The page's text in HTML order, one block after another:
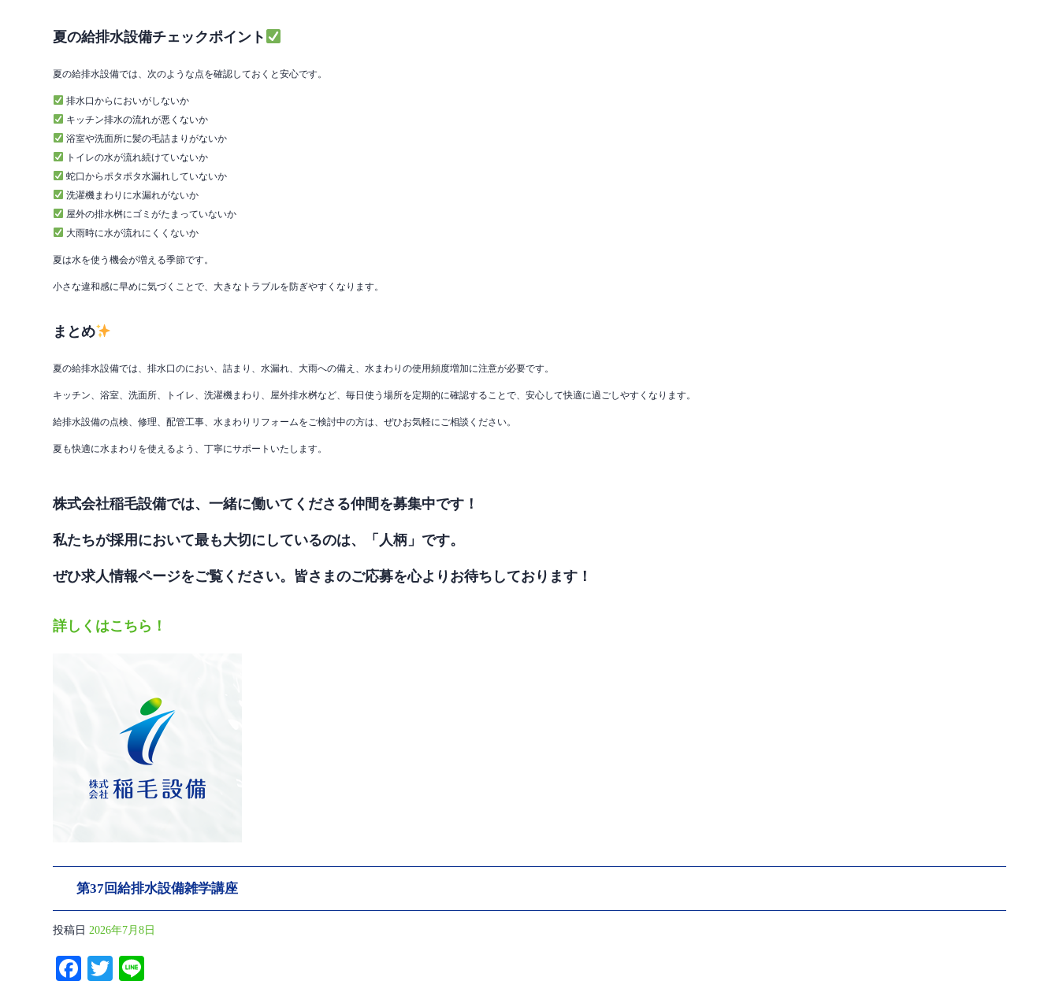
夏の給排水設備チェックポイント
夏の給排水設備では、次のような点を確認しておくと安心です。
排水口からにおいがしないか
キッチン排水の流れが悪くないか
浴室や洗面所に髪の毛詰まりがないか
トイレの水が流れ続けていないか
蛇口からポタポタ水漏れしていないか
洗濯機まわりに水漏れがないか
屋外の排水桝にゴミがたまっていないか
大雨時に水が流れにくくないか
夏は水を使う機会が増える季節です。
小さな違和感に早めに気づくことで、大きなトラブルを防ぎやすくなります。
まとめ
夏の給排水設備では、排水口のにおい、詰まり、水漏れ、大雨への備え、水まわりの使用頻度増加に注意が必要です。
キッチン、浴室、洗面所、トイレ、洗濯機まわり、屋外排水桝など、毎日使う場所を定期的に確認することで、安心して快適に過ごしやすくなります。
給排水設備の点検、修理、配管工事、水まわりリフォームをご検討中の方は、ぜひお気軽にご相談ください。
夏も快適に水まわりを使えるよう、丁寧にサポートいたします。
株式会社稲毛設備では、一緒に働いてくださる仲間を募集中です！
私たちが採用において最も大切にしているのは、「人柄」です。
ぜひ求人情報ページをご覧ください。皆さまのご応募を心よりお待ちしております！
詳しくはこちら！
第37回給排水設備雑学講座
投稿日 2026年7月8日
Fa T